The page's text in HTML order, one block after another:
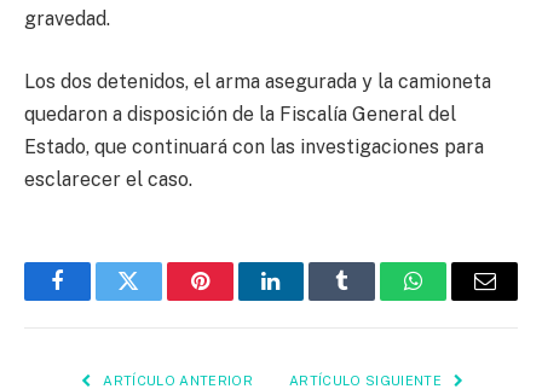
gravedad.
Los dos detenidos, el arma asegurada y la camioneta
quedaron a disposición de la Fiscalía General del
Estado, que continuará con las investigaciones para
esclarecer el caso.
FacebookTwitter PinterestLinkedInTumblr WhatsAppEmail
ARTÍCULO ANTERIOR ARTÍCULO SIGUIENTE